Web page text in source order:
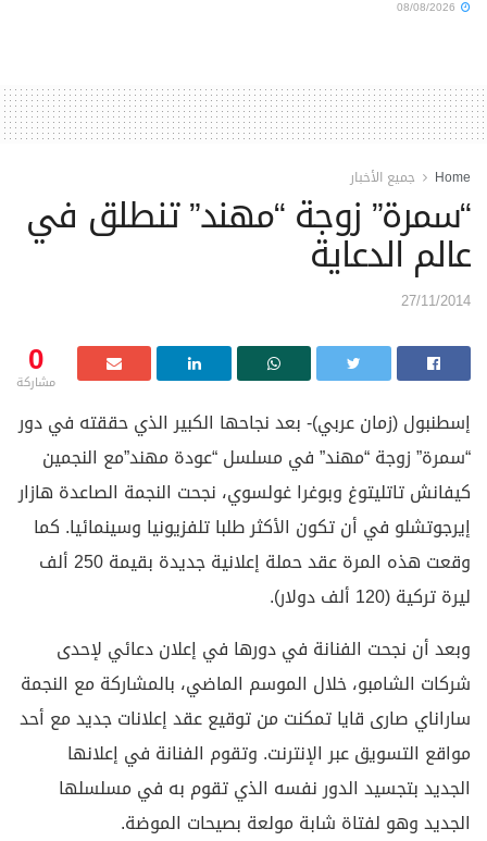
Home جميع الأخبار
“سمرة” زوجة “مهند” تنطلق في
عالم الدعاية
27/11/2014
0
مشاركة
إسطنبول (زمان عربي)- بعد نجاحها الكبير الذي حققته في دور
“سمرة” زوجة “مهند” في مسلسل “عودة مهند”مع النجمين
كيفانش تاتليتوغ وبوغرا غولسوي، نجحت النجمة الصاعدة هازار
إيرجوتشلو في أن تكون الأكثر طلبا تلفزيونيا وسينمائيا. كما
وقعت هذه المرة عقد حملة إعلانية جديدة بقيمة 250 ألف
ليرة تركية (120 ألف دولار).
وبعد أن نجحت الفنانة في دورها في إعلان دعائي لإحدى
شركات الشامبو، خلال الموسم الماضي، بالمشاركة مع النجمة
ساراناي صارى قايا تمكنت من توقيع عقد إعلانات جديد مع أحد
مواقع التسويق عبر الإنترنت. وتقوم الفنانة في إعلانها
الجديد بتجسيد الدور نفسه الذي تقوم به في مسلسلها
الجديد وهو لفتاة شابة مولعة بصيحات الموضة.